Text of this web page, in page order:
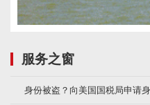
服务之窗
身份被盗？向美国国税局申请